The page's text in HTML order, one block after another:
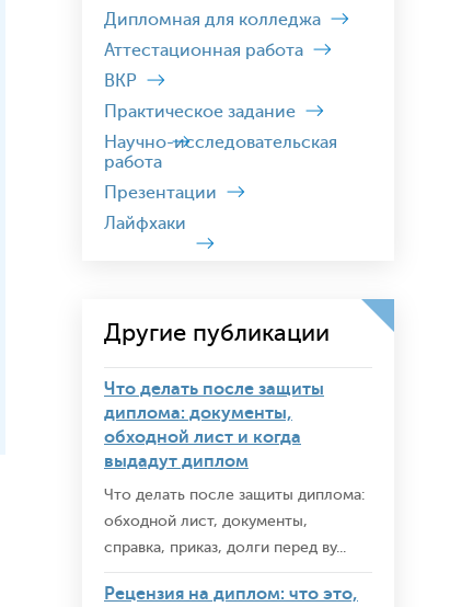
Дипломная для колледжа
Аттестационная работа
ВКР
Практическое задание
Научно-исследовательская
работа
Презентации
Лайфхаки
Другие публикации
Что делать после защиты
диплома: документы,
обходной лист и когда
выдадут диплом
Что делать после защиты диплома:
обходной лист, документы,
справка, приказ, долги перед ву...
Рецензия на диплом: что это,